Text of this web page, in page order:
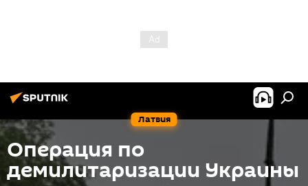
Латвия
Операция по
демилитаризации Украины